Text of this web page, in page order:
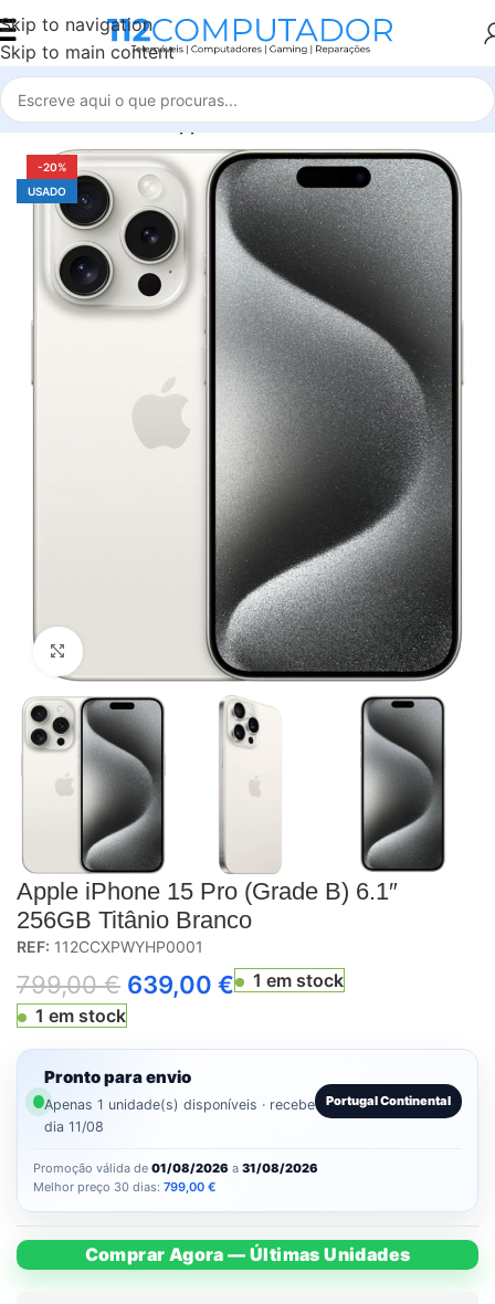
Skip to navigation
Skip to main content
Início Seminovos Apple
-20%
USADO
Click to enlarge
Apple iPhone 15 Pro (Grade B) 6.1″
256GB Titânio Branco
REF: 112CCXPWYHP0001
799,00€ 639,00 €
1 em stock
1 em stock
Pronto para envio
Apenas 1 unidade(s) disponíveis · recebe
dia 11/08
Portugal Continental
Promoção válida de 01/08/2026 a 31/08/2026
Melhor preço 30 dias: 799,00 €
Comprar Agora — Últimas Unidades